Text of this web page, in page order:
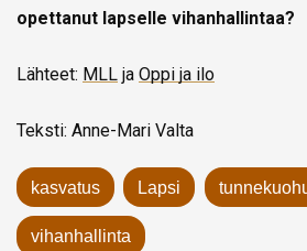
opettanut lapselle vihanhallintaa?
Lähteet: MLL ja Oppi ja ilo
Teksti: Anne-Mari Valta
kasvatus Lapsi
vihanhallinta